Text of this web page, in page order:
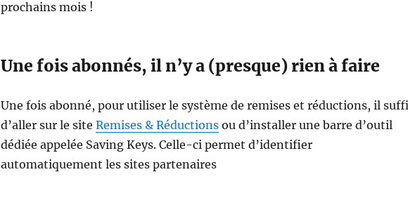
prochains mois !
Une fois abonnés, il n’y a (presque) rien à faire
Une fois abonné, pour utiliser le système de remises et réductions, il
d’aller sur le site Remises & Réductionsou d’installer une barre d’outil
dédiée appelée Saving Keys. Celle-ci permet d’identifier
automatiquement les sites partenaires